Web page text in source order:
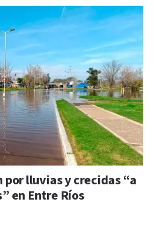
lluvias y crecidas “a
en Entre Ríos